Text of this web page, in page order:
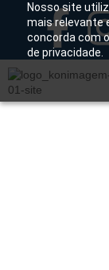
Nosso site
mais relevante
concorda com
de privacidade.